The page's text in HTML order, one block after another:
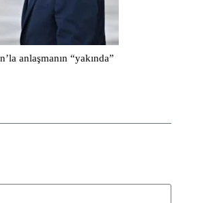
anlaşmanın “yakında”